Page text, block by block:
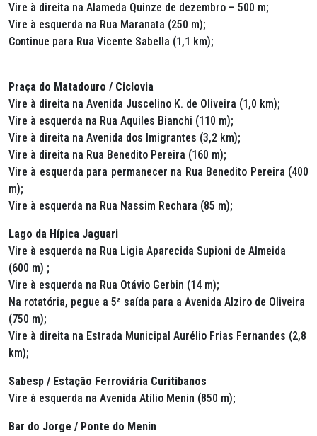
Vire à direita na Alameda Quinze de dezembro – 500 m;
Vire à esquerda na Rua Maranata (250 m);
Continue para Rua Vicente Sabella (1,1 km);
Praça do Matadouro / Ciclovia
Vire à direita na Avenida Juscelino K. de Oliveira (1,0 km);
Vire à esquerda na Rua Aquiles Bianchi (110 m);
Vire à direita na Avenida dos Imigrantes (3,2 km);
Vire à direita na Rua Benedito Pereira (160 m);
Vire à esquerda para permanecer na Rua Benedito Pereira (400
m);
Vire à esquerda na Rua Nassim Rechara (85 m);
Lago da Hípica Jaguari
Vire à esquerda na Rua Ligia Aparecida Supioni de Almeida
(600 m) ;
Vire à esquerda na Rua Otávio Gerbin (14 m);
Na rotatória, pegue a 5ª saída para a Avenida Alziro de Oliveira
(750 m);
Vire à direita na Estrada Municipal Aurélio Frias Fernandes (2,8
km);
Sabesp / Estação Ferroviária Curitibanos
Vire à esquerda na Avenida Atílio Menin (850 m);
Bar do Jorge / Ponte do Menin